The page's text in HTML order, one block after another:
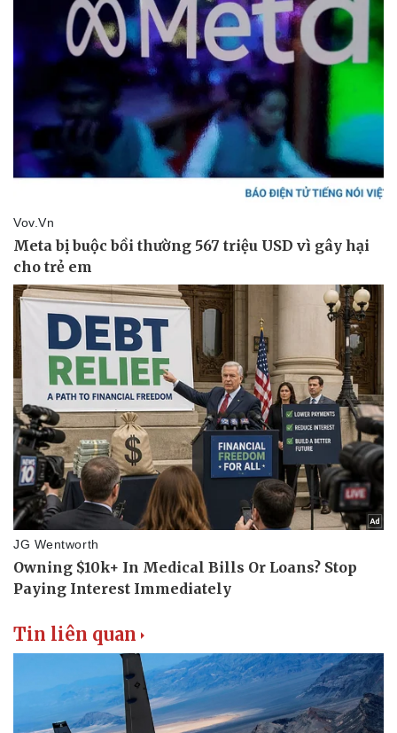
Sức khỏe
Dinh dưỡng - món ngon
Cây thuốc
Sản phụ khoa
Nhi khoa
Nam khoa
Làm đẹp - giảm cân
Đời sống
Nhà đẹp
Blog
Tình yêu - Gia đình
Văn hóa
Sân khấu - Điện ảnh
Nghệ sĩ
Tin liên quan